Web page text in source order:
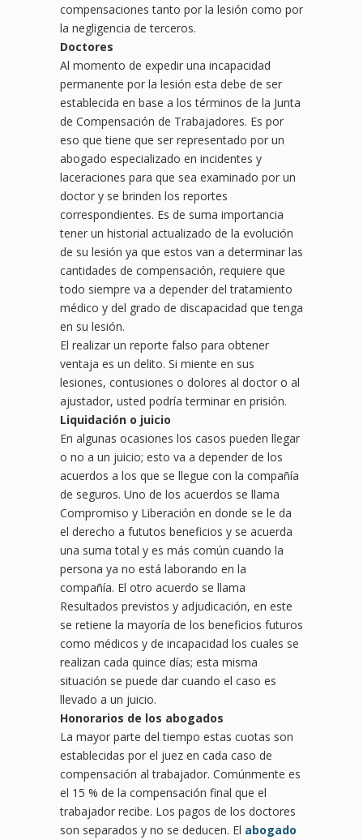
compensaciones tanto por la lesión como por
la negligencia de terceros.
Doctores
Al momento de expedir una incapacidad
permanente por la lesión esta debe de ser
establecida en base a los términos de la Junta
de Compensación de Trabajadores. Es por
eso que tiene que ser representado por un
abogado especializado en incidentes y
laceraciones para que sea examinado por un
doctor y se brinden los reportes
correspondientes. Es de suma importancia
tener un historial actualizado de la evolución
de su lesión ya que estos van a determinar las
cantidades de compensación, requiere que
todo siempre va a depender del tratamiento
médico y del grado de discapacidad que tenga
en su lesión.
El realizar un reporte falso para obtener
ventaja es un delito. Si miente en sus
lesiones, contusiones o dolores al doctor o al
ajustador, usted podría terminar en prisión.
Liquidación o juicio
En algunas ocasiones los casos pueden llegar
o no a un juicio; esto va a depender de los
acuerdos a los que se llegue con la compañía
de seguros. Uno de los acuerdos se llama
Compromiso y Liberación en donde se le da
el derecho a fututos beneficios y se acuerda
una suma total y es más común cuando la
persona ya no está laborando en la
compañía. El otro acuerdo se llama
Resultados previstos y adjudicación, en este
se retiene la mayoría de los beneficios futuros
como médicos y de incapacidad los cuales se
realizan cada quince días; esta misma
situación se puede dar cuando el caso es
llevado a un juicio.
Honorarios de los abogados
La mayor parte del tiempo estas cuotas son
establecidas por el juez en cada caso de
compensación al trabajador. Comúnmente es
el 15 % de la compensación final que el
trabajador recibe. Los pagos de los doctores
son separados y no se deducen. El abogado